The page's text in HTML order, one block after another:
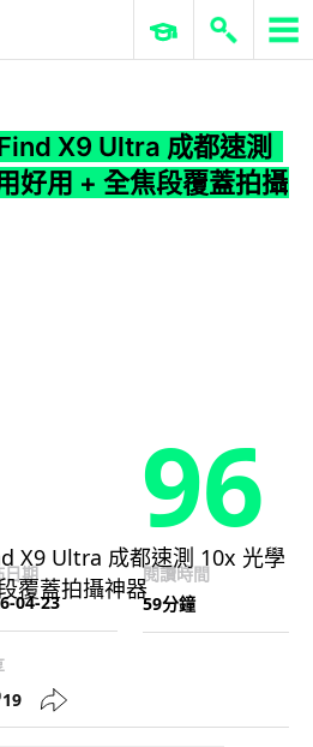
ERP 與商業 AI
X9 Ultra 成都速測
好用 + 全焦段覆蓋拍攝
96
日期
04-23
閱讀時間
59分鐘
19